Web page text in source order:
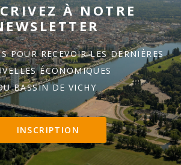
À NOTRE
POUR RECEVOIR LES DERNIÈRES
ÉCONOMIQUES
BASSIN DE VICHY
INSCRIPTION